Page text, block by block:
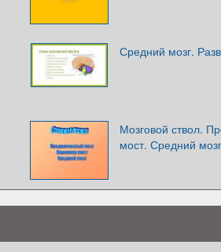
Средний мозг.
Мозговой ствол.
мост. Средний мозг